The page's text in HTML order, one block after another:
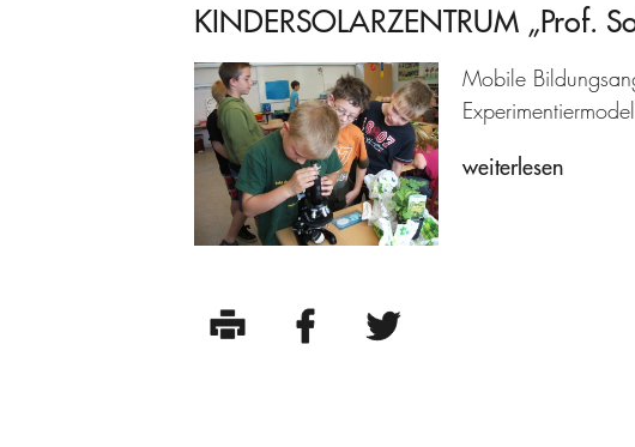
KINDERSOLARZENTRUM „Prof.
Mobile
weiterlesen